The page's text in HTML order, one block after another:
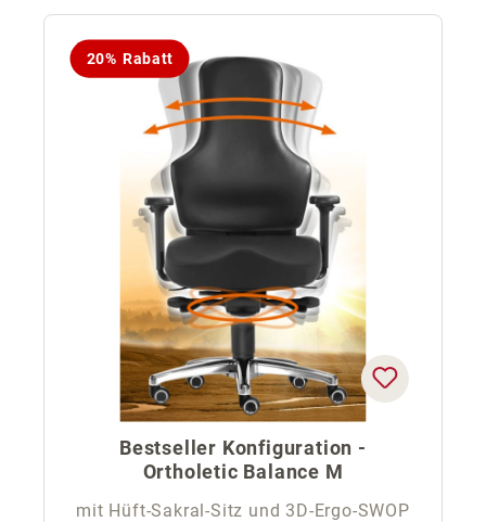
20% Rabatt
Bestseller Konfiguration -
Ortholetic Balance M
mit Hüft-Sakral-Sitz und 3D-Ergo-SWOP